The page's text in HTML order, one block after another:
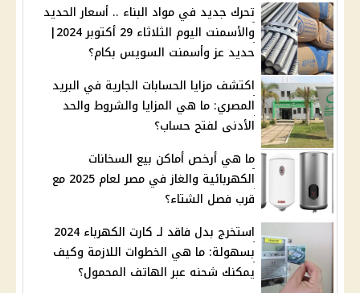
تحرك جديد في مواد البناء .. أسعار الحديد
والأسمنت اليوم الثلاثاء 29 أكتوبر 2024|
حديد عز وأسمنت السويس بكام؟
اكتشف مزايا الحسابات الجارية في البريد
المصري: ما هي المزايا والشروط والحد
الأدنى لفتح حساب؟
ما هي أرخص أماكن بيع السخانات
الكهربائية والغاز في مصر لعام 2025 مع
قرب فصل الشتاء؟
استخرج بدل فاقد لـ كارت الكهرباء 2024
بسهولة: ما هي الخطوات اللازمة وكيف
يمكنك شحنه عبر الهاتف المحمول؟